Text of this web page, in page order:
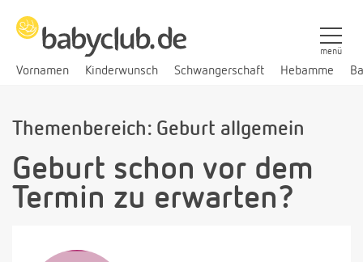
Vornamen Kinderwunsch Schwangerschaft Hebamme
menü
Themenbereich: Geburt allgemein
Geburt schon vor dem
Termin zu erwarten?